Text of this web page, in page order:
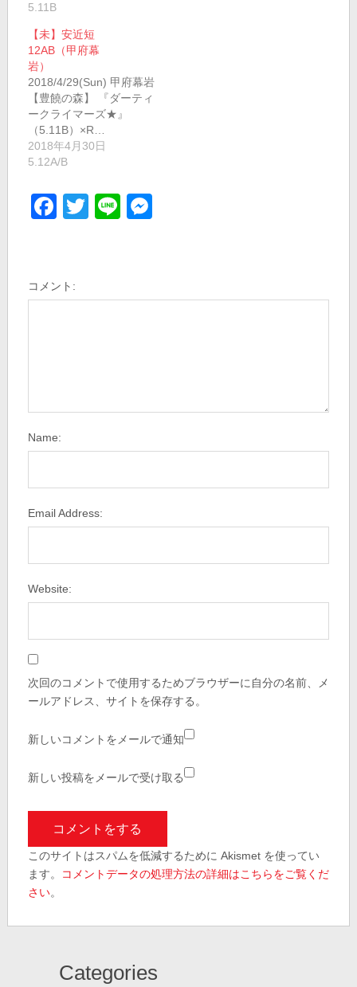
5.11B
【未】安近短
12AB（甲府幕
岩）
2018/4/29(Sun) 甲府幕岩
【豊饒の森】 『ダーティ
ークライマーズ★』
（5.11B）×R…
2018年4月30日
5.12A/B
Facebook
Twitter
Line
コメント:
Name:
Email Address:
Website:
次回のコメントで使用するためブラウザーに自分の名前、メ
ールアドレス、サイトを保存する。
新しいコメントをメールで通知
新しい投稿をメールで受け取る
このサイトはスパムを低減するために Akismet を使ってい
ます。
コメントデータの処理方法の詳細はこちらをご覧くだ
さい。
Categories